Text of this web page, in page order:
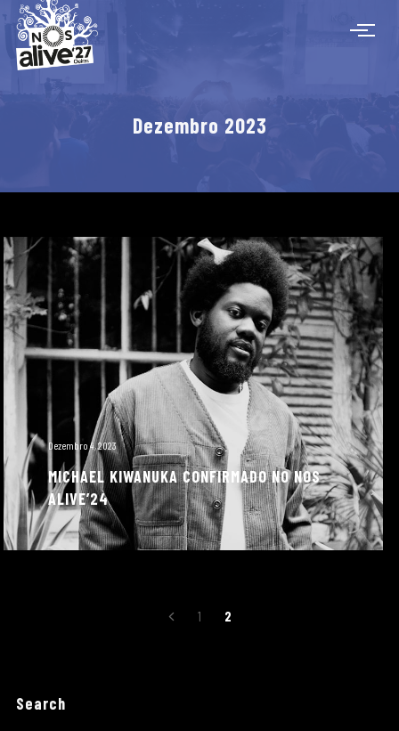
Dezembro 2023
Dezembro 4, 2023
MICHAEL KIWANUKA CONFIRMADO NO NOS
ALIVE’24
1 2
Search